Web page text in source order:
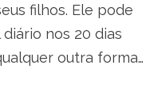
filhos. Ele pode
nos 20 dias
outra forma…